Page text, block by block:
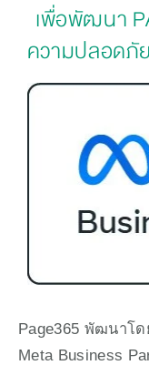
เพื่อพัฒนา
ความปลอดภั
Page365 พัฒนาโ
Meta Business